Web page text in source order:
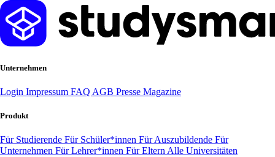
Unternehmen
Login Impressum FAQ AGB Presse Magazine
Produkt
Für Studierende Für Schüler*innen Für Auszubildende Für
Unternehmen Für Lehrer*innen Für Eltern Alle Universitäten